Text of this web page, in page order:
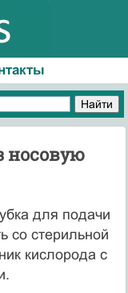
носовую
для подачи
со стерильной
кислорода с